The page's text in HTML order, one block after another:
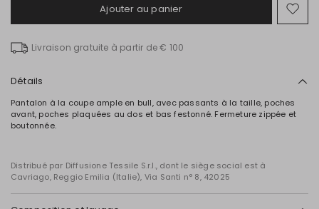
Ajouter au panier
Livraison gratuite à partir de € 100
Détails
Pantalon à la coupe ample en bull, avec passants à la taille, poches
avant, poches plaquées au dos et bas festonné. Fermeture zippée et
boutonnée.
Distribué par Diffusione Tessile S.r.l., dont le siège social est à
Cavriago, Reggio Emilia (Italie), Via Santi n° 8, 42025